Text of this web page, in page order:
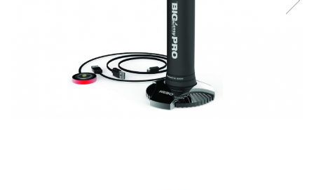
Kit-uri automatizari porti si usi